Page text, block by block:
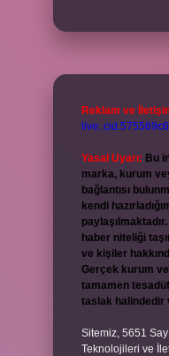
Reklam ve
Yasal Uyarı: Bu
marka, kurum
bağlantısı
kendi
haber niteliği
ve kişiler
Gerçek kurum
tamamen
taslak halindedir
Sitemiz, 5651
Teknolojileri ve